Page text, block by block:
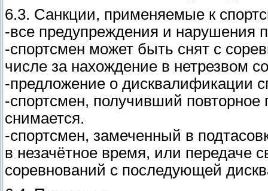
6.3. Санкции, применяемые к
-все предупреждения и нарушения
-спортсмен может быть снят с
числе за нахождение в нетрезвом
-предложение о дисквалификации
-спортсмен, получивший
снимается.
-спортсмен, замеченный в
в незачётное время, или передаче
соревнований с последующей